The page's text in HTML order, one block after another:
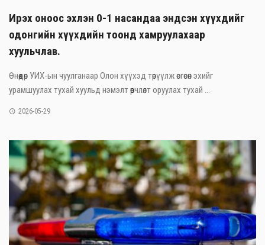
Ирэх оноос эхлэн 0-1 насандаа эндсэн хүүхдийг
одонгийн хүүхдийн тоонд хамруулахаар
хуульчлав.
Өнөөдөр УИХ-ын чуулганаар Олон хүүхэд төрүүлж өсгөсөн эхийг
урамшуулах тухай хуульд нэмэлт өөрчлөлт оруулах тухай ...
2026-05-29